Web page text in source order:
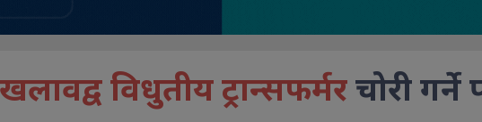
विधुतीय ट्रान्सफर्मरचोरी गर्ने